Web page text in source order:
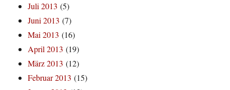
Juli 2013 (5)
Juni 2013 (7)
Mai 2013 (16)
April 2013 (19)
März 2013 (12)
Februar 2013 (15)